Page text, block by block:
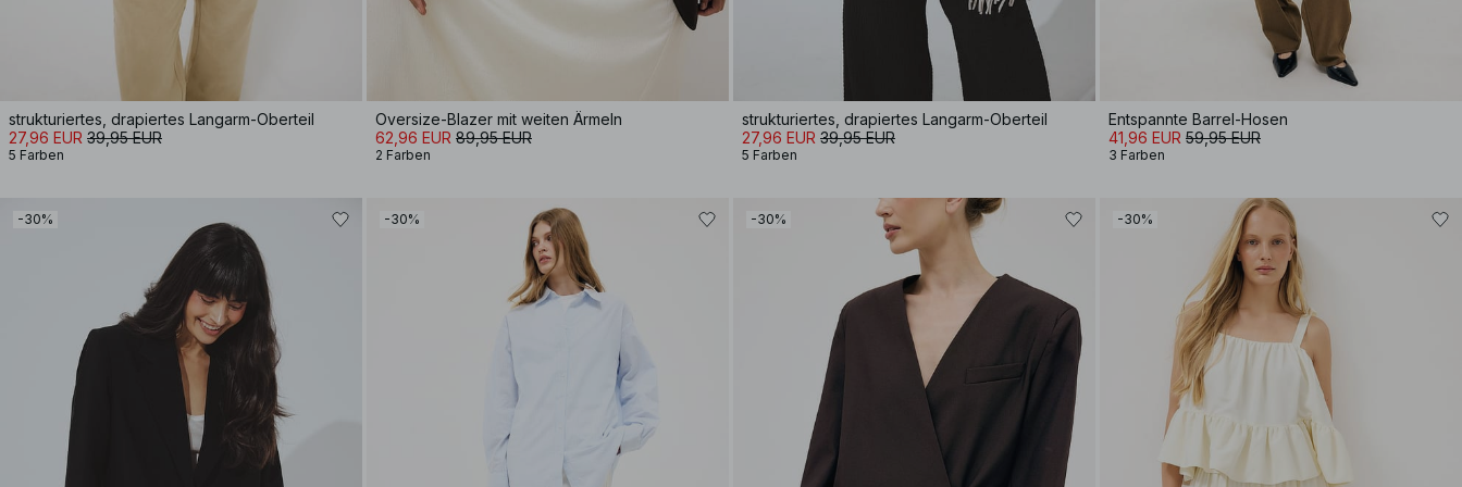
strukturiertes, drapiertes Langarm-Oberteil
27,96 EUR 39,95 EUR
5 Farben
Oversize-Blazer mit weiten Ärmeln
62,96 EUR 89,95 EUR
2 Farben
strukturiertes, drapiertes Langarm-Oberteil
27,96 EUR 39,95 EUR
5 Farben
Entspannte Barrel-Hosen
41,96 EUR 59,95 EUR
3 Farben
-30% -30% -30% -30%